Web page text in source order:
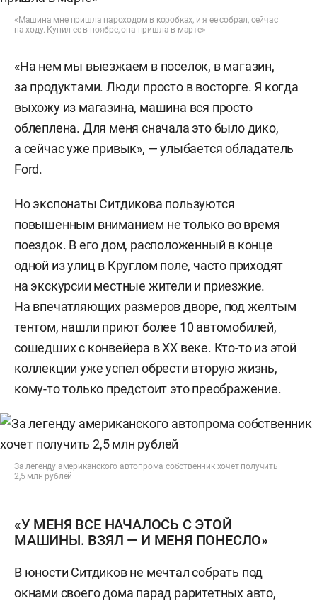
«Машина мне пришла пароходом в коробках, и я ее собрал, сейчас
на ходу. Купил ее в ноябре, она пришла в марте»
«На нем мы выезжаем в поселок, в магазин,
за продуктами. Люди просто в восторге. Я когда
выхожу из магазина, машина вся просто
облеплена. Для меня сначала это было дико,
а сейчас уже привык», — улыбается обладатель
Ford.
Но экспонаты Ситдикова пользуются
повышенным вниманием не только во время
поездок. В его дом, расположенный в конце
одной из улиц в Круглом поле, часто приходят
на экскурсии местные жители и приезжие.
На впечатляющих размеров дворе, под желтым
тентом, нашли приют более 10 автомобилей,
сошедших с конвейера в ХХ веке. Кто-то из этой
коллекции уже успел обрести вторую жизнь,
кому-то только предстоит это преображение.
За легенду американского автопрома собственник хочет получить
2,5 млн рублей
«У МЕНЯ ВСЕ НАЧАЛОСЬ С ЭТОЙ
МАШИНЫ. ВЗЯЛ — И МЕНЯ ПОНЕСЛО»
В юности Ситдиков не мечтал собрать под
окнами своего дома парад раритетных авто,